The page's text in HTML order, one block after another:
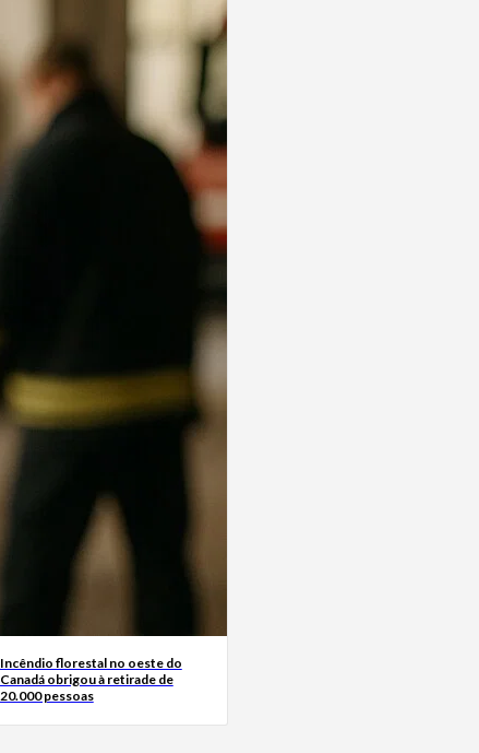
Incêndio florestal no oeste do
Canadá obrigou à retirade de
20.000 pessoas